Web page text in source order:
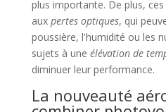
plus importante. De plus,
aux pertes optiques, qui
poussière, l'humidité ou les
sujets à une élévation de
diminuer leur performance.
La nouveauté